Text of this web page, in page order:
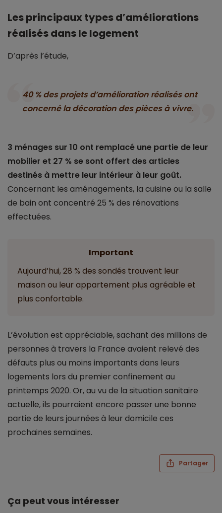
Les principaux types d’améliorations
réalisés dans le logement
D’après l’étude,
40 % des projets d’amélioration réalisés ont
concerné la décoration des pièces à vivre.
3 ménages sur 10 ont remplacé une partie de leur
mobilier et 27 % se sont offert des articles
destinés à mettre leur intérieur à leur goût.
Concernant les aménagements, la cuisine ou la salle
de bain ont concentré 25 % des rénovations
effectuées.
Important
Aujourd’hui, 28 % des sondés trouvent leur
maison ou leur appartement plus agréable et
plus confortable.
L’évolution est appréciable, sachant des millions de
personnes à travers la France avaient relevé des
défauts plus ou moins importants dans leurs
logements lors du premier confinement au
printemps 2020. Or, au vu de la situation sanitaire
actuelle, ils pourraient encore passer une bonne
partie de leurs journées à leur domicile ces
prochaines semaines.
Partager
Ça peut vous intéresser